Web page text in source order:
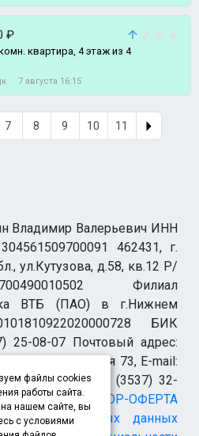
₽
квартира, 4 этаж из 4
7 августа 16:15
7 8 9 10 11
Владимир Валерьевич ИНН
462431, г.
ул.Кутузова, д.58, кв.12 Р/
Филиал
ВТБ (ПАО) в г.Нижнем
БИК
25-08-07 Почтовый адрес:
г. Орск-19 а/я 73, E-mail:
МОДЕРАЦИИ (3537) 32-
ДОГОВОР-ОФЕРТА
персональных данных
файлы cookies
работы сайта.
нашем сайте, вы
с условиями